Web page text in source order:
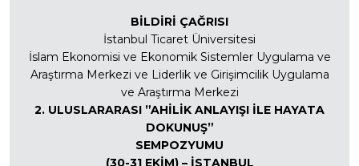
BİLDİRİ ÇAĞRISI
İstanbul Ticaret Üniversitesi
İslam Ekonomisi ve Ekonomik Sistemler Uygulama ve
Araştırma Merkezi ve Liderlik ve Girişimcilik Uygulama
ve Araştırma Merkezi
2. ULUSLARARASI ”AHİLİK ANLAYIŞI İLE HAYATA
DOKUNUŞ”
SEMPOZYUMU
(30-31 EKİM) – İSTANBUL